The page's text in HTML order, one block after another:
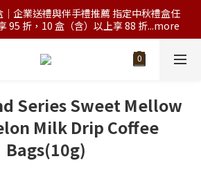
企業送禮與伴手禮推薦 指定中秋禮盒任
95 折，10 盒（含）以上享 88 折...more
Series Sweet Mellow
Milk Drip Coffee
Bags(10g)